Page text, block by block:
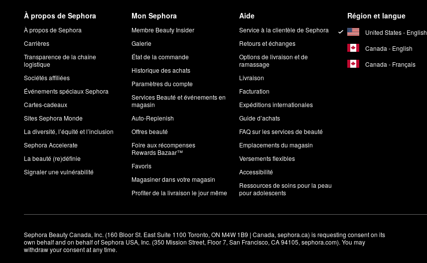
À propos de Sephora
À propos de Sephora
Carrières
Transparence de la chaîne
logistique
Sociétés affiliées
Événements spéciaux Sephora
Cartes-cadeaux
Sites Sephora Monde
La diversité, l’équité et l’inclusion
Sephora Accelerate
La beauté (re)définie
Signaler une vulnérabilité
Mon Sephora
Membre Beauty Insider
Galerie
État de la commande
Historique des achats
Paramètres du compte
Services Beauté et événements en
magasin
Auto-Replenish
Offres beauté
Foire aux récompenses
Rewards Bazaar™
Favoris
Magasiner dans votre magasin
Profiter de la livraison le jour même
Aide
Service à la clientèle de Sephora
Retours et échanges
Options de livraison et de
ramassage
Livraison
Facturation
Expéditions internationales
Guide d’achats
FAQ sur les services de beauté
Emplacements du magasin
Versements flexibles
Accessibilité
Ressources de soins pour la peau
pour adolescents
Région et langue
United States - English
Canada - English
Canada - Français
Sephora Beauty Canada, Inc. (160 Bloor St. East Suite 1100 Toronto, ON M4W 1B9 | Canada, sephora.ca) is requesting consent on its
own behalf and on behalf of Sephora USA, Inc. (350 Mission Street, Floor 7, San Francisco, CA 94105, sephora.com). You may
withdraw your consent at any time.